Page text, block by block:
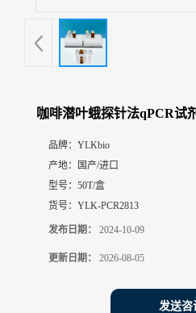
咖啡潜叶蛾探针法qPCR试
品牌： YLKbio
产地：
国产/进口
型号： 50T/盒
货号： YLK-PCR2813
发布日期： 2024-10-09
更新日期： 2026-08-05
发送咨